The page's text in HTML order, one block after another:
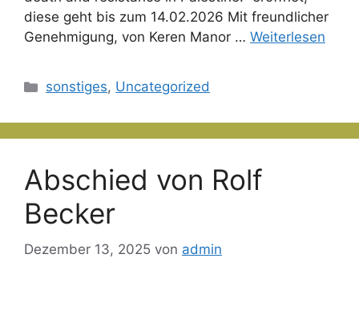
diese geht bis zum 14.02.2026 Mit freundlicher
Genehmigung, von Keren Manor … Weiterlesen
Kategorien
sonstiges, Uncategorized
Abschied von Rolf
Becker
Dezember 13, 2025 von admin